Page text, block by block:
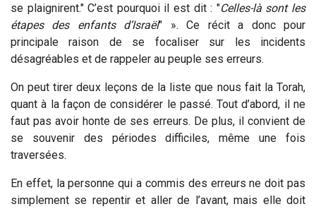
se plaignirent." C’est pourquoi il est dit : "Celles-là sont les
étapes des enfants d’Israël" ». Ce récit a donc pour
principale raison de se focaliser sur les incidents
désagréables et de rappeler au peuple ses erreurs.
On peut tirer deux leçons de la liste que nous fait la Torah,
quant à la façon de considérer le passé. Tout d’abord, il ne
faut pas avoir honte de ses erreurs. De plus, il convient de
se souvenir des périodes difficiles, même une fois
traversées.
En effet, la personne qui a commis des erreurs ne doit pas
simplement se repentir et aller de l’avant, mais elle doit